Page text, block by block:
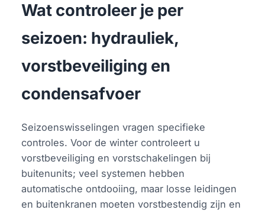
Wat controleer je per
seizoen: hydrauliek,
vorstbeveiliging en
condensafvoer
Seizoenswisselingen vragen specifieke
controles. Voor de winter controleert u
vorstbeveiliging en vorstschakelingen bij
buitenunits; veel systemen hebben
automatische ontdooiing, maar losse leidingen
en buitenkranen moeten vorstbestendig zijn en